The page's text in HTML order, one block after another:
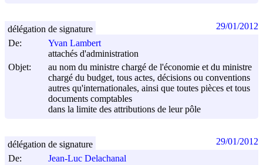
De:
Yvan Lambert
attachés d'administration
Objet:
au nom du ministre chargé de l'économie et du ministre
chargé du budget, tous actes, décisions ou conventions
autres qu'internationales, ainsi que toutes pièces et tous
documents comptables
dans la limite des attributions de leur pôle
délégation de signature 29/01/2012
De:
Jean-Luc Delachanal
délégation de signature 29/01/2012